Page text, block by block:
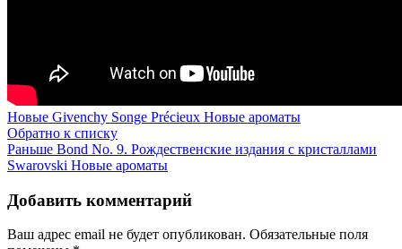
Новые Givenchy Songe Précieux Новые ароматы
Обратно к списку
Раньше Bond No. 9. Рождественские издания с кристаллами
Swarovski Новые ароматы
Добавить комментарий
Ваш адрес email не будет опубликован. Обязательные поля